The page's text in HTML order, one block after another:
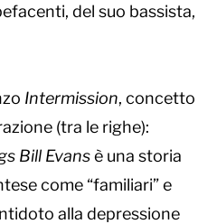
del suo bassista,
Intermission, concetto
(tra le righe):
Bill Evansè una storia
come “familiari” e
alla depressione